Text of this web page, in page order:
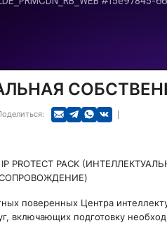
PROTECT PACK
СОПРОВОЖДЕНИЕ)
поверенных Центра
включающих подготовку